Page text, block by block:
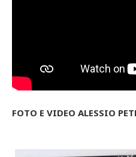
FOTO E VIDEO ALESSIO